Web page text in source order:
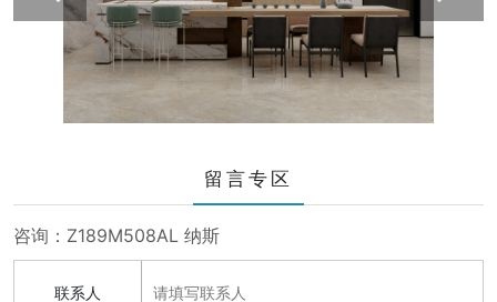
留言专区
咨询：Z189M508AL 纳斯
联系人